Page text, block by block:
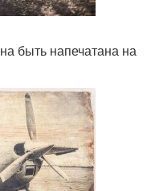
быть напечатана на